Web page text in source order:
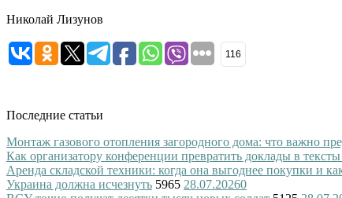
Николай Лизунов
116
Последние статьи
Монтаж газового отопления загородного дома: что важно
Как организатору конференции превратить доклады в тексты
Аренда складской техники: когда она выгоднее покупки и
Украина должна исчезнуть 5965 28.07.20260